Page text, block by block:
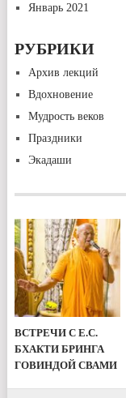
Январь 2021
РУБРИКИ
Архив лекций
Вдохновение
Мудрость веков
Праздники
Экадаши
ВСТРЕЧИ С Е.С.
БХАКТИ БРИНГА
ГОВИНДОЙ СВАМИ